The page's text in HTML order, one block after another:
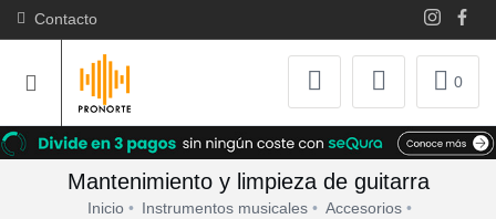
Contacto
0
Mantenimiento y limpieza de guitarra
Inicio Instrumentos musicales
Accesorios